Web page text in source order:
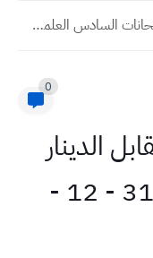
الوقت المتبقي لامتحانات السادس العلمي 2025 الوزارية الدور الأول
0
الدينار
العراقي اليوم السبت 31 - 12 -